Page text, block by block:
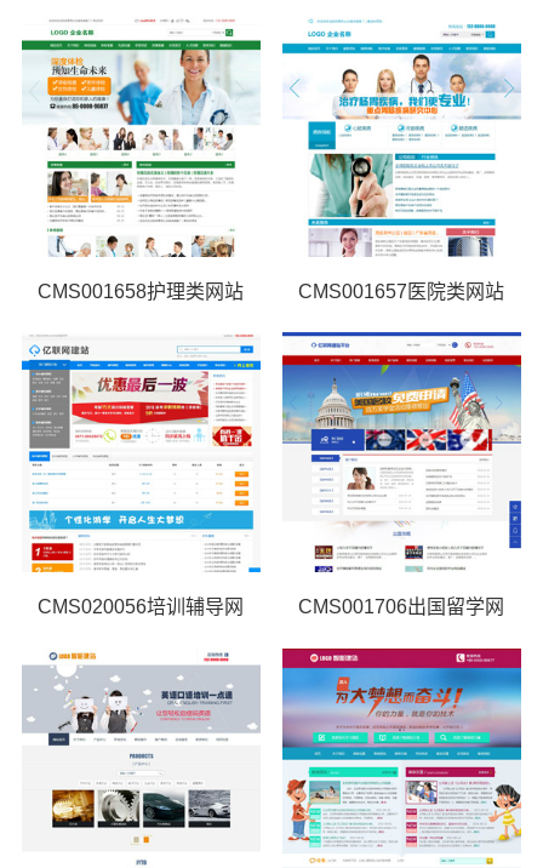
CMS001658护理类网站 CMS001657医院类网站
CMS020056培训辅导网 CMS001706出国留学网